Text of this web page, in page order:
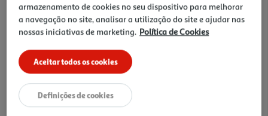
armazenamento de cookies no seu dispositivo para melhorar
a navegação no site, analisar a utilização do site e ajudar nas
nossas iniciativas de marketing. Política de Cookies
Aceitar todos os cookies
Definições de cookies